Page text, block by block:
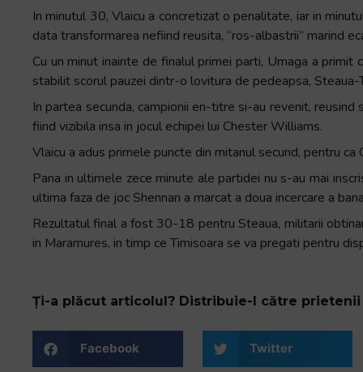
In minutul 30, Vlaicu a concretizat o penalitate, iar in
data transformarea nefiind reusita, “ros-albastrii” marind
Cu un minut inainte de finalul primei parti, Umaga a primit
stabilit scorul pauzei dintr-o lovitura de pedeapsa,
In partea secunda, campionii en-titre si-au revenit, reusind
fiind vizibila insa in jocul echipei lui Chester Williams.
Vlaicu a adus primele puncte din mitanul secund, pentru
Pana in ultimele zece minute ale partidei nu s-au mai
ultima faza de joc Shennan a marcat a doua incercare a
Rezultatul final a fost 30-18 pentru Steaua, militarii
in Maramures, in timp ce Timisoara se va pregati pentru
Ți-a plăcut articolul? Distribuie-l către prietenii
Facebook Twitter